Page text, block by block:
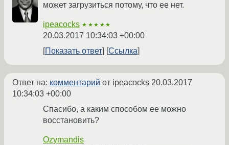
может загрузиться потому, что ее нет.
ipeacocks ★★★★★
20.03.2017 10:34:03 +00:00
Показать ответ
Ссылка
Ответ на: комментарий от ipeacocks 20.03.2017
10:34:03 +00:00
Спасибо, а каким способом ее можно
восстановить?
Ozymandis